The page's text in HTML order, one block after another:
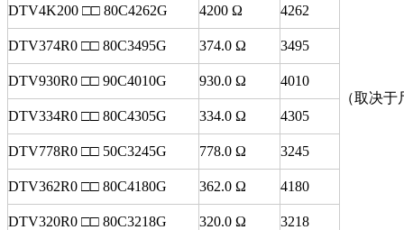
（取决
DTV4K200 □□ 80C4262G 4200 Ω 4262
DTV374R0 □□ 80C3495G 374.0 Ω 3495
DTV930R0 □□ 90C4010G 930.0 Ω 4010
DTV334R0 □□ 80C4305G 334.0 Ω 4305
DTV778R0 □□ 50C3245G 778.0 Ω 3245
DTV362R0 □□ 80C4180G 362.0 Ω 4180
DTV320R0 □□ 80C3218G 320.0 Ω 3218